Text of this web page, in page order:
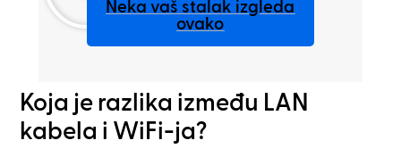
Neka vaš stalak izgleda
ovako
Koja je razlika između LAN
kabela i WiFi-ja?